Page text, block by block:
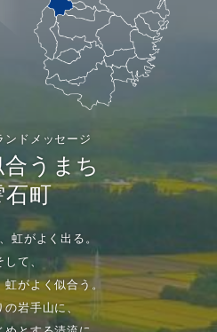
ンドメッセージ
うまち
石町
虹がよく出る。
して、
がよく似合う。
岩手山に、